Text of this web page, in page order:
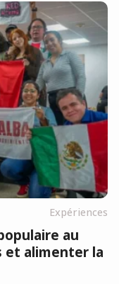
Expériences
au
et alimenter la